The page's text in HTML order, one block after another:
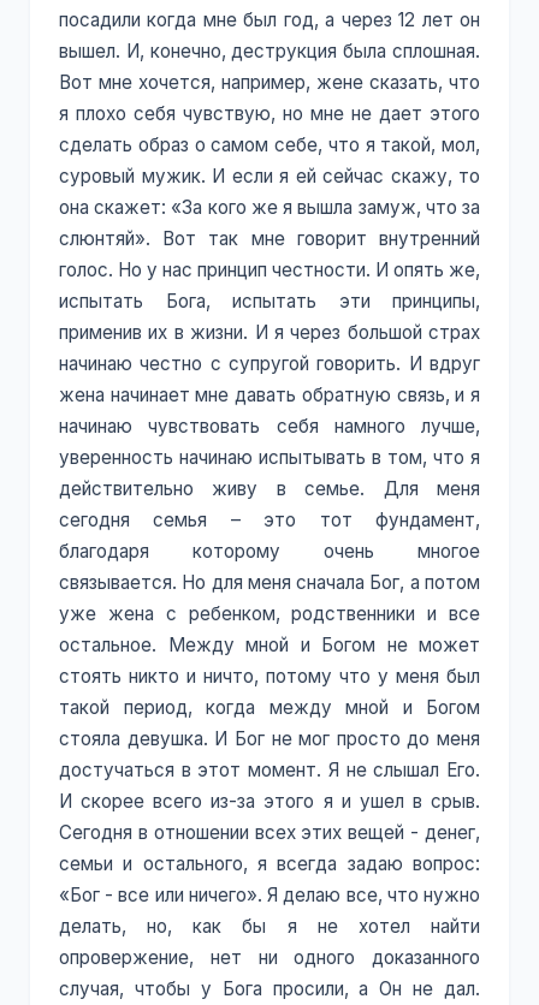
посадили когда мне был год, а через 12 лет он
вышел. И, конечно, деструкция была сплошная.
Вот мне хочется, например, жене сказать, что
я плохо себя чувствую, но мне не дает этого
сделать образ о самом себе, что я такой, мол,
суровый мужик. И если я ей сейчас скажу, то
она скажет: «За кого же я вышла замуж, что за
слюнтяй». Вот так мне говорит внутренний
голос. Но у нас принцип честности. И опять же,
испытать Бога, испытать эти принципы,
применив их в жизни. И я через большой страх
начинаю честно с супругой говорить. И вдруг
жена начинает мне давать обратную связь, и я
начинаю чувствовать себя намного лучше,
уверенность начинаю испытывать в том, что я
действительно живу в семье. Для меня
сегодня семья – это тот фундамент,
благодаря которому очень многое
связывается. Но для меня сначала Бог, а потом
уже жена с ребенком, родственники и все
остальное. Между мной и Богом не может
стоять никто и ничто, потому что у меня был
такой период, когда между мной и Богом
стояла девушка. И Бог не мог просто до меня
достучаться в этот момент. Я не слышал Его.
И скорее всего из-за этого я и ушел в срыв.
Сегодня в отношении всех этих вещей - денег,
семьи и остального, я всегда задаю вопрос:
«Бог - все или ничего». Я делаю все, что нужно
делать, но, как бы я не хотел найти
опровержение, нет ни одного доказанного
случая, чтобы у Бога просили, а Он не дал.